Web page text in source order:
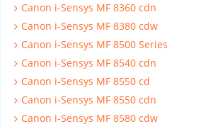
Canon i-Sensys MF 8360 cdn
Canon i-Sensys MF 8380 cdw
Canon i-Sensys MF 8500 Series
Canon i-Sensys MF 8540 cdn
Canon i-Sensys MF 8550 cd
Canon i-Sensys MF 8550 cdn
Canon i-Sensys MF 8580 cdw